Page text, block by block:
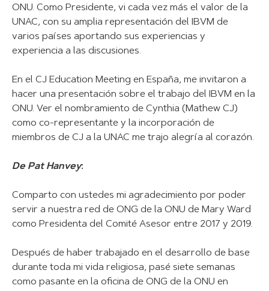
ONU. Como Presidente, vi cada vez más el valor de la
UNAC, con su amplia representación del IBVM de
varios países aportando sus experiencias y
experiencia a las discusiones.
En el CJ Education Meeting en España, me invitaron a
hacer una presentación sobre el trabajo del IBVM en la
ONU. Ver el nombramiento de Cynthia (Mathew CJ)
como co-representante y la incorporación de
miembros de CJ a la UNAC me trajo alegría al corazón.
De Pat Hanvey:
Comparto con ustedes mi agradecimiento por poder
servir a nuestra red de ONG de la ONU de Mary Ward
como Presidenta del Comité Asesor entre 2017 y 2019.
Después de haber trabajado en el desarrollo de base
durante toda mi vida religiosa, pasé siete semanas
como pasante en la oficina de ONG de la ONU en